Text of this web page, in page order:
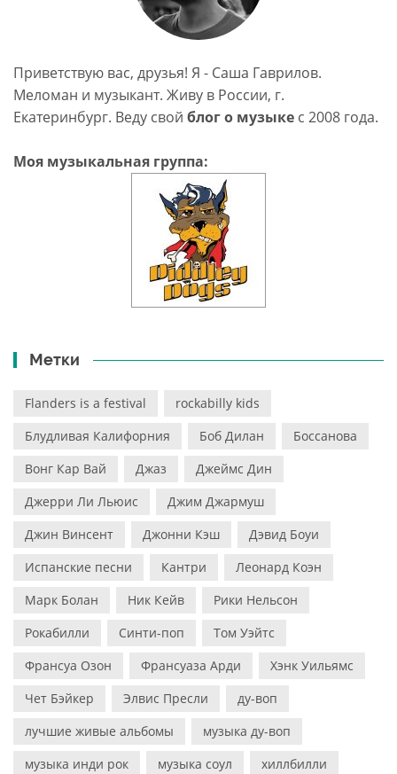
Приветствую вас, друзья! Я - Саша Гаврилов.
Меломан и музыкант. Живу в России, г.
Екатеринбург. Веду свой блог о музыке c 2008 года.
Моя музыкальная группа:
Метки
Flanders is a festival
rockabilly kids
Блудливая Калифорния
Боб Дилан
Боссанова
Вонг Кар Вай
Джаз
Джеймс Дин
Джерри Ли Льюис
Джим Джармуш
Джин Винсент
Джонни Кэш
Дэвид Боуи
Испанские песни
Кантри
Леонард Коэн
Марк Болан
Ник Кейв
Рики Нельсон
Рокабилли
Синти-поп
Том Уэйтс
Франсуа Озон
Франсуаза Арди
Хэнк Уильямс
Чет Бэйкер
Элвис Пресли
ду-воп
лучшие живые альбомы
музыка ду-воп
музыка инди рок
музыка соул хиллбилли